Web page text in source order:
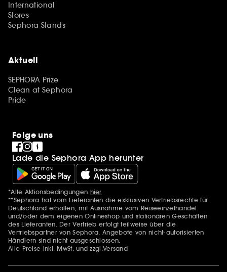
International
Stores
Sephora Stands
Aktuell
SEPHORA Prize
Clean at Sephora
Pride
Folge uns
Lade die Sephora App herunter
Zusätzlich Erwähnungen
*Alle Aktionsbedingungen hier
**Sephora hat vom Lieferanten die exklusiven Vertriebsrechte für
Deutschland erhalten, mit Ausnahme vom Reiseeinzelhandel
und/oder dem eigenen Onlineshop und stationären Geschäften
des Lieferanten. Der Vertrieb erfolgt teilweise über die
Vertriebspartner von Sephora. Angebote von nicht-autorisierten
Händlern sind nicht ausgeschlossen.
Alle Preise inkl. MwSt. und zzgl.Versand